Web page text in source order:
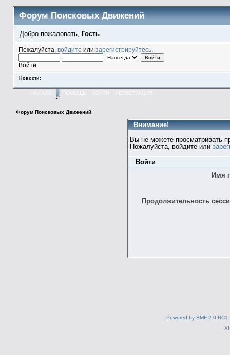
Форум Поисковых Движений
Добро пожаловать, Гость
Пожалуйста, войдите или зарегистрируйтесь.
Войти
Новости:
НАЧАЛО ПОМОЩЬ ВОЙТИ РЕГИСТРАЦИЯ
Форум Поисковых Движений
Внимание!
Вы не можете просматривать
Пожалуйста, войдите или
Войти
Имя
Продолжительность
Powered by SMF 2.0